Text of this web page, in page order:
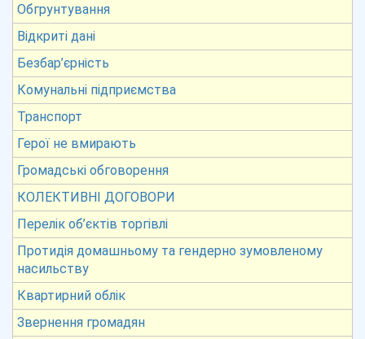
Обгрунтування
Відкриті дані
Безбар’єрність
Комунальні підприємства
Транспорт
Герої не вмирають
Громадські обговорення
КОЛЕКТИВНІ ДОГОВОРИ
Перелік об’єктів торгівлі
Протидія домашньому та гендерно зумовленому
насильству
Квартирний облік
Звернення громадян